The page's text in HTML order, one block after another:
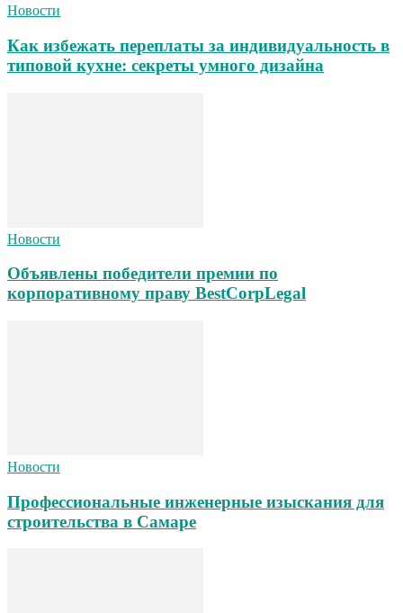
Новости
Как избежать переплаты за индивидуальность в
типовой кухне: секреты умного дизайна
Новости
Объявлены победители премии по
корпоративному праву BestCorpLegal
Новости
Профессиональные инженерные изыскания для
строительства в Самаре